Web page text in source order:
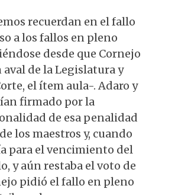
recuerdan en el fallo
a los fallos en pleno
desde que Cornejo
de la Legislatura y
el ítem aula-. Adaro y
firmado por la
de esa penalidad
los maestros y, cuando
para el vencimiento del
y aún restaba el voto de
pidió el fallo en pleno